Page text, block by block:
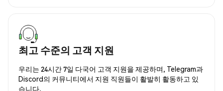
최고 수준의 고객 지원
우리는 24시간 7일 다국어 고객 지원을 제공하며, Telegram과
Discord의 커뮤니티에서 지원 직원들이 활발히 활동하고 있
습니다.